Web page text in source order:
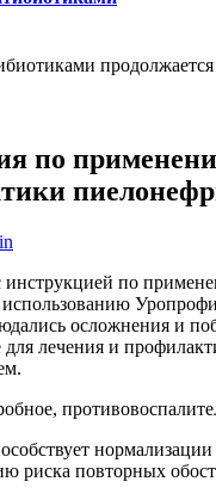
по
по
осложнения
лечения и
риска повторных